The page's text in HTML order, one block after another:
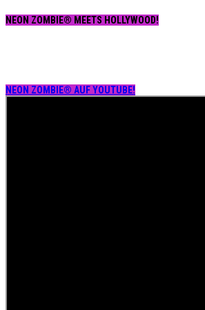
NEON ZOMBIE® MEETS HOLLYWOOD!
NEON ZOMBIE® AUF YOUTUBE!